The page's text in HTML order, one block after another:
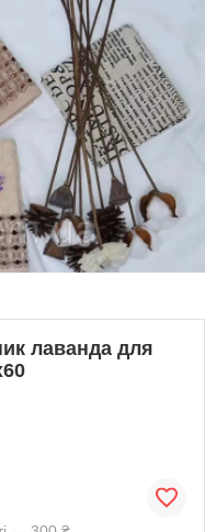
лаванда для